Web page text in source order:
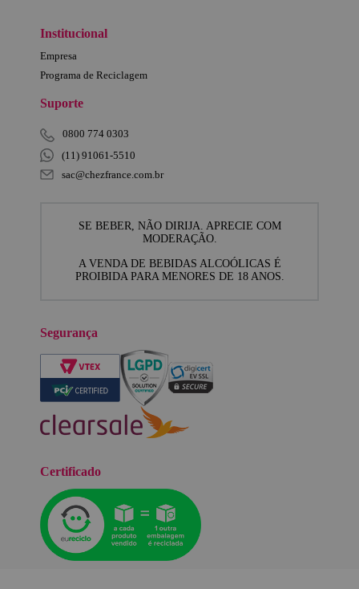
Institucional
Empresa
Programa de Reciclagem
Suporte
0800 774 0303
(11) 91061-5510
sac@chezfrance.com.br
SE BEBER, NÃO DIRIJA. APRECIE COM
MODERAÇÃO.
A VENDA DE BEBIDAS ALCOÓLICAS É
PROIBIDA PARA MENORES DE 18 ANOS.
Segurança
Certificado